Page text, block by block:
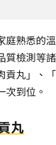
庭熟悉的
質檢測等
貢丸」、
到位。
丸